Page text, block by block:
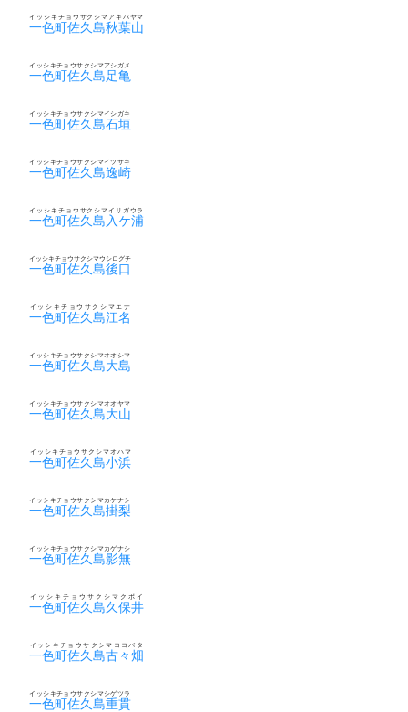
一色町佐久島秋葉山
イッシキチョウサクシマアキバヤマ
一色町佐久島足亀
イッシキチョウサクシマアシガメ
一色町佐久島石垣
イッシキチョウサクシマイシガキ
一色町佐久島逸崎
イッシキチョウサクシマイツサキ
一色町佐久島入ケ浦
イッシキチョウサクシマイリガウラ
一色町佐久島後口
イッシキチョウサクシマウシログチ
一色町佐久島江名
イッシキチョウサクシマエナ
一色町佐久島大島
イッシキチョウサクシマオオシマ
一色町佐久島大山
イッシキチョウサクシマオオヤマ
一色町佐久島小浜
イッシキチョウサクシマオハマ
一色町佐久島掛梨
イッシキチョウサクシマカケナシ
一色町佐久島影無
イッシキチョウサクシマカゲナシ
一色町佐久島久保井
イッシキチョウサクシマクボイ
一色町佐久島古々畑
イッシキチョウサクシマココバタ
一色町佐久島重貫
イッシキチョウサクシマシゲツラ